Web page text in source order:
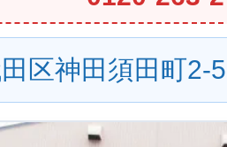
区神田須田町2-